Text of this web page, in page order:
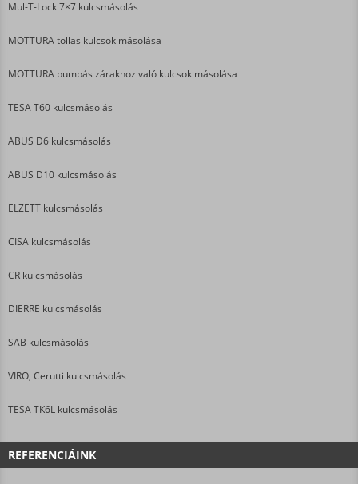
Mul-T-Lock 7×7 kulcsmásolás
MOTTURA tollas kulcsok másolása
MOTTURA pumpás zárakhoz való kulcsok másolása
TESA T60 kulcsmásolás
ABUS D6 kulcsmásolás
ABUS D10 kulcsmásolás
ELZETT kulcsmásolás
CISA kulcsmásolás
CR kulcsmásolás
DIERRE kulcsmásolás
SAB kulcsmásolás
VIRO, Cerutti kulcsmásolás
TESA TK6L kulcsmásolás
REFERENCIÁINK